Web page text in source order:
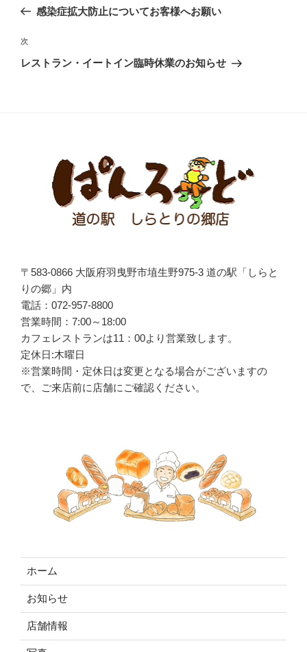
ビ
ゲ
の
稿
感染症拡大防止についてお客様へお願い
次
の
次
レストラン・イートイン臨時休業のお知らせ
〒583-0866 大阪府羽曳野市埴生野975-3 道の駅「しらと
りの郷」内
電話：072-957-8800
営業時間：7:00～18:00
カフェレストランは11 ： 00より営業致します。
定休日:木曜日
※営業時間・定休日は変更となる場合がございますの
で、ご来店前に店舗にご確認ください。
ホーム
お知らせ
店舗情報